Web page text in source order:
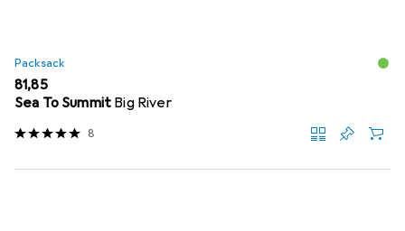
Packsack
EUR
81,85
Sea To Summit Big River
8